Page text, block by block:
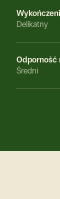
Delikatny
Odporność
Średni